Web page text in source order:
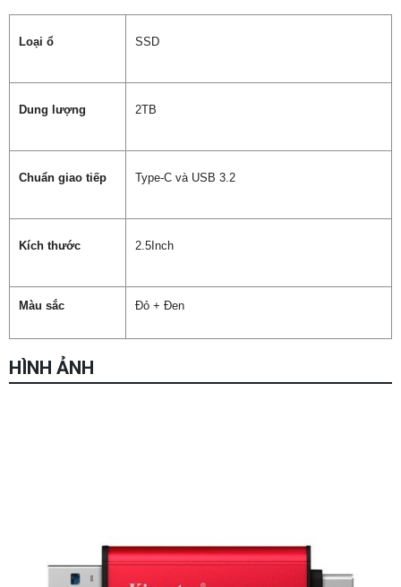
Loại ổ SSD
Dung lượng 2TB
Chuẩn giao tiếp Type-C và USB 3.2
Kích thước 2.5Inch
Màu sắc Đỏ + Đen
HÌNH ẢNH